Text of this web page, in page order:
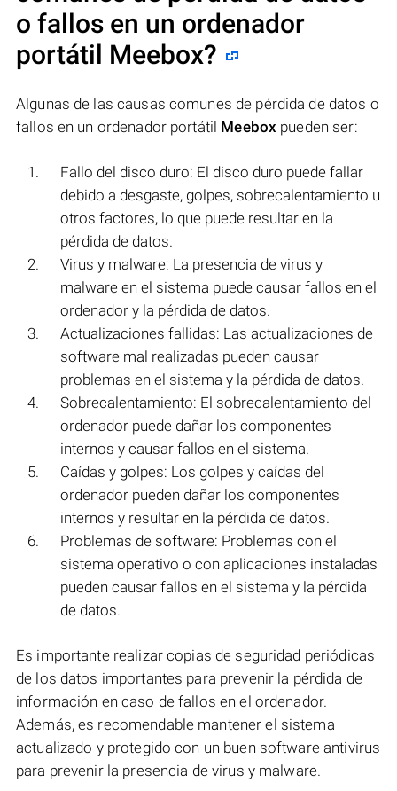
o fallos en un ordenador
portátil Meebox?
Algunas de las causas comunes de pérdida de datos o
fallos en un ordenador portátil Meebox pueden ser:
Fallo del disco duro: El disco duro puede fallar
debido a desgaste, golpes, sobrecalentamiento u
otros factores, lo que puede resultar en la
pérdida de datos.
Virus y malware: La presencia de virus y
malware en el sistema puede causar fallos en el
ordenador y la pérdida de datos.
Actualizaciones fallidas: Las actualizaciones de
software mal realizadas pueden causar
problemas en el sistema y la pérdida de datos.
Sobrecalentamiento: El sobrecalentamiento del
ordenador puede dañar los componentes
internos y causar fallos en el sistema.
Caídas y golpes: Los golpes y caídas del
ordenador pueden dañar los componentes
internos y resultar en la pérdida de datos.
Problemas de software: Problemas con el
sistema operativo o con aplicaciones instaladas
pueden causar fallos en el sistema y la pérdida
de datos.
Es importante realizar copias de seguridad periódicas
de los datos importantes para prevenir la pérdida de
información en caso de fallos en el ordenador.
Además, es recomendable mantener el sistema
actualizado y protegido con un buen software antivirus
para prevenir la presencia de virus y malware.